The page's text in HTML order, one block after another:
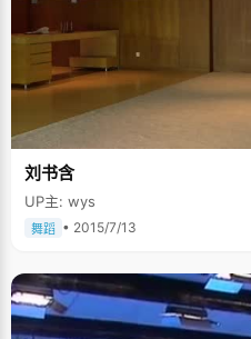
刘书含
UP主: wys
舞蹈 • 2015/7/13